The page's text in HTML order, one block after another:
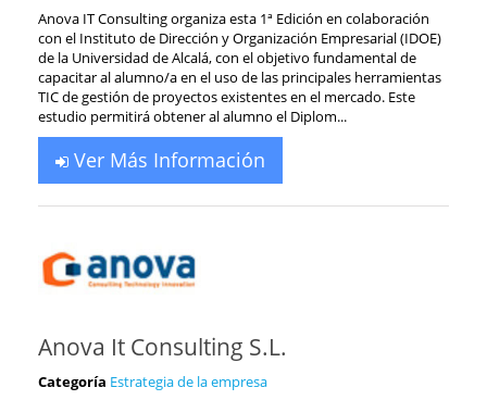
Anova IT Consulting organiza esta 1ª Edición en colaboración
con el Instituto de Dirección y Organización Empresarial (IDOE)
de la Universidad de Alcalá, con el objetivo fundamental de
capacitar al alumno/a en el uso de las principales herramientas
TIC de gestión de proyectos existentes en el mercado. Este
estudio permitirá obtener al alumno el Diplom...
Ver Más Información
Anova It Consulting S.L.
Categoría Estrategia de la empresa